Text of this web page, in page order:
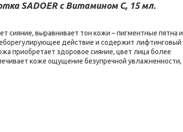
SADOER с Витамином С, 15 мл.
сияние, выравнивает тон кожи – пигментные пятна и
действие и содержит лифтинговый
приобретает здоровое сияние, цвет лица более
коже ощущение безупречной увлажненности,